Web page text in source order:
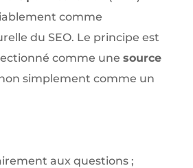
comme
du SEO. Le principe est
comme une source
simplement comme un
aux questions ;